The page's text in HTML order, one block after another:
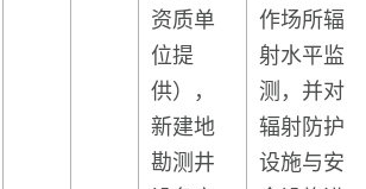
资质单
位提
供），
新建地
勘测井
作场所辐
射水平监
测，并对
辐射防护
设施与安